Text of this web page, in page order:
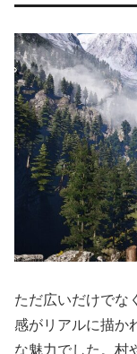
ただ広いだけでな
感がリアルに描か
な魅力でした。村